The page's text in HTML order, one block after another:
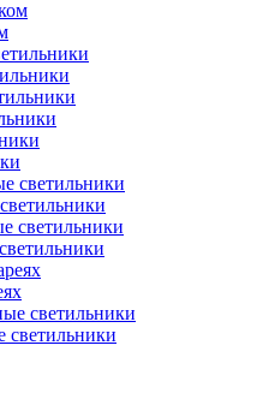
светильники